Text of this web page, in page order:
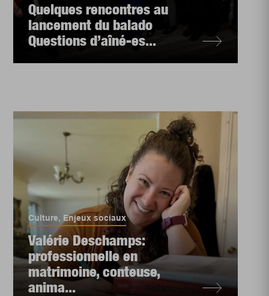
Quelques rencontres au
lancement du balado
Questions d’aîné-es...
Culture, Enjeux sociaux
Valérie Deschamps:
professionnelle en
matrimoine, conteuse,
anima...